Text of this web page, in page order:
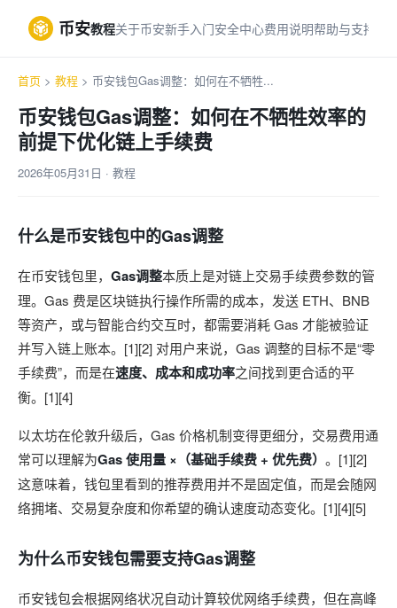
币安教程关于币安新手入门安全中心费用说明帮助与支持
首页 > 教程 > 币安钱包Gas调整：如何在不牺牲...
币安钱包Gas调整：如何在不牺牲效率的
前提下优化链上手续费
2026年05月31日 · 教程
什么是币安钱包中的Gas调整
在币安钱包里， Gas调整本质上是对链上交易手续费参数的管
理。Gas 费是区块链执行操作所需的成本，发送 ETH、BNB
等资产，或与智能合约交互时，都需要消耗 Gas 才能被验证
并写入链上账本。[1][2] 对用户来说，Gas 调整的目标不是“零
手续费”，而是在速度、成本和成功率之间找到更合适的平
衡。[1][4]
以太坊在伦敦升级后，Gas 价格机制变得更细分，交易费用通
常可以理解为Gas 使用量 ×（基础手续费 + 优先费） 。[1][2]
这意味着，钱包里看到的推荐费用并不是固定值，而是会随网
络拥堵、交易复杂度和你希望的确认速度动态变化。[1][4][5]
为什么币安钱包需要支持Gas调整
币安钱包会根据网络状况自动计算较优网络手续费，但在高峰